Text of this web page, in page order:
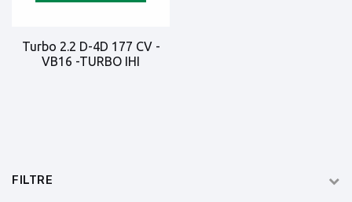
Turbo 2.2 D-4D 177 CV -
VB16 -TURBO IHI
FILTRE